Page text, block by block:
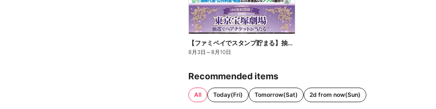
【ファミペイでスタンプ貯まる】抽選でペアチケットが当たる!
8月3日 ～8月10日
Recommended items
All Today(Fri) Tomorrow(Sat) 2d from now(Sun)